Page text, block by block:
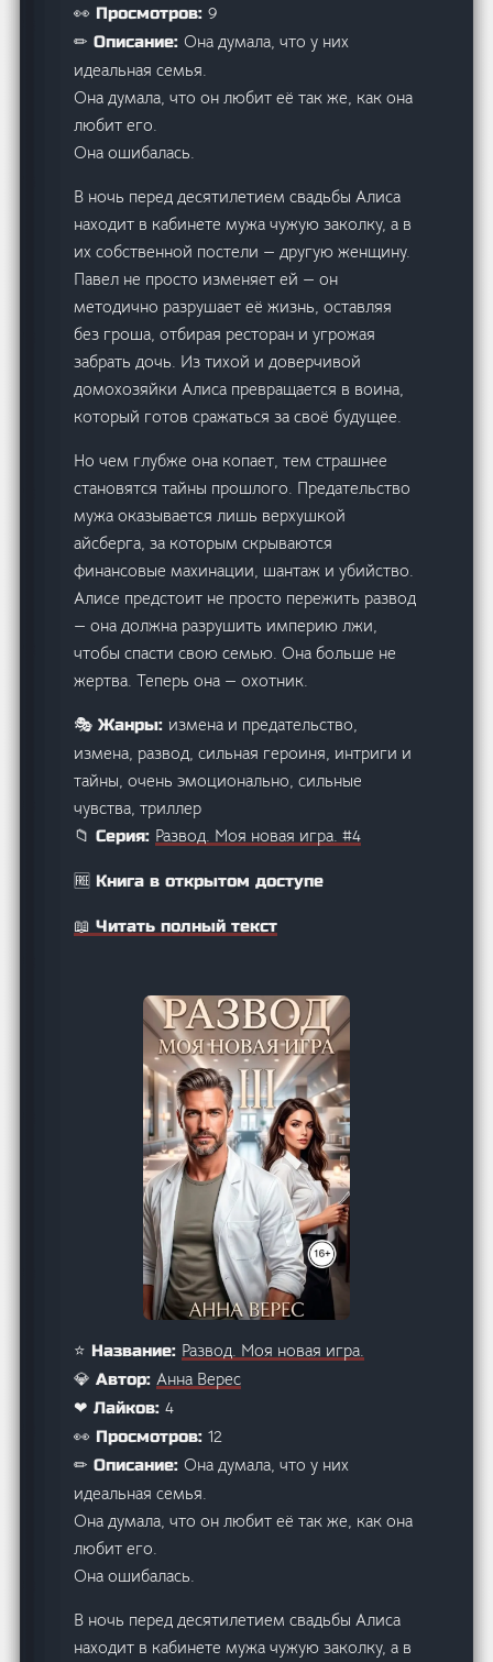
👀 Просмотров:9
✏ Описание:Она думала, что у них
идеальная семья.
Она думала, что он любит её так же, как она
любит его.
Она ошибалась.
В ночь перед десятилетием свадьбы Алиса
находит в кабинете мужа чужую заколку, а в
их собственной постели — другую женщину.
Павел не просто изменяет ей — он
методично разрушает её жизнь, оставляя
без гроша, отбирая ресторан и угрожая
забрать дочь. Из тихой и доверчивой
домохозяйки Алиса превращается в воина,
который готов сражаться за своё будущее.
Но чем глубже она копает, тем страшнее
становятся тайны прошлого. Предательство
мужа оказывается лишь верхушкой
айсберга, за которым скрываются
финансовые махинации, шантаж и убийство.
Алисе предстоит не просто пережить развод
— она должна разрушить империю лжи,
чтобы спасти свою семью. Она больше не
жертва. Теперь она — охотник.
🎭 Жанры:измена и предательство,
измена, развод, сильная героиня, интриги и
тайны, очень эмоционально, сильные
чувства, триллер
📁 Серия: Развод. Моя новая игра. #4
🆓 Книга в открытом доступе
📖 Читать полный текст
⭐ Название: Развод. Моя новая игра.
💎 Автор: Анна Верес
❤ Лайков:4
👀 Просмотров:12
✏ Описание:Она думала, что у них
идеальная семья.
Она думала, что он любит её так же, как она
любит его.
Она ошибалась.
В ночь перед десятилетием свадьбы Алиса
находит в кабинете мужа чужую заколку, а в